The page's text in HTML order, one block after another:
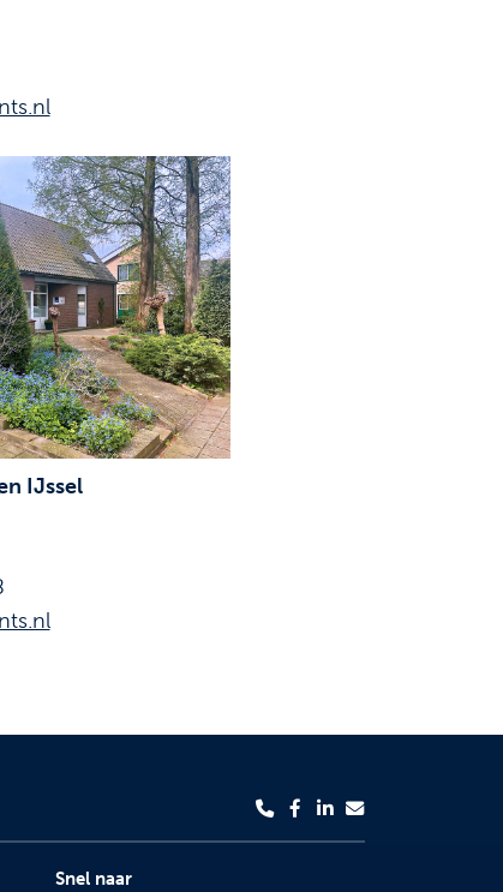
IJssel
Snel naar